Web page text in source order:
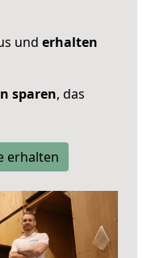
und erhalten
sparen, das
erhalten